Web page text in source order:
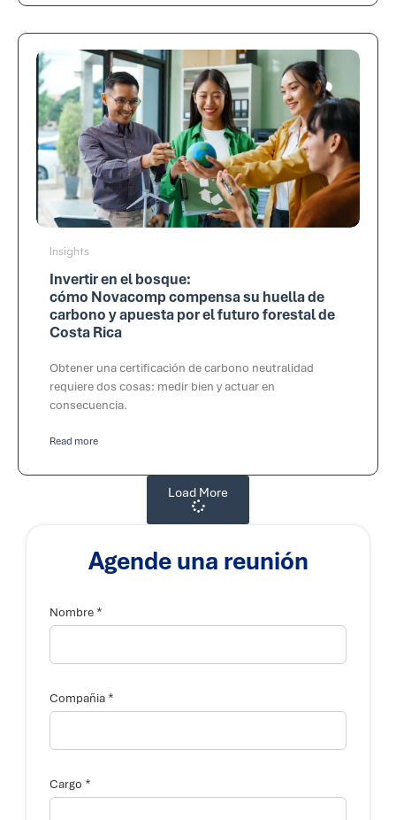
Insights
Invertir en el bosque:
cómo Novacomp compensa su huella de
carbono y apuesta por el futuro forestal de
Costa Rica
Obtener una certificación de carbono neutralidad
requiere dos cosas: medir bien y actuar en
consecuencia.
Read more
Load More
Agende una reunión
Nombre *
Compañia *
Cargo *